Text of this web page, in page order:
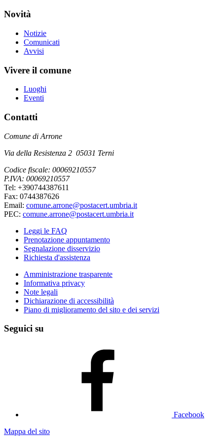
Novità
Notizie
Comunicati
Avvisi
Vivere il comune
Luoghi
Eventi
Contatti
Comune di Arrone
Via della Resistenza 2 05031 Terni
Codice fiscale: 00069210557
P.IVA: 00069210557
Tel: +390744387611
Fax: 0744387626
Email: comune.arrone@postacert.umbria.it
PEC: comune.arrone@postacert.umbria.it
Leggi le FAQ
Prenotazione appuntamento
Segnalazione disservizio
Richiesta d'assistenza
Amministrazione trasparente
Informativa privacy
Note legali
Dichiarazione di accessibilità
Piano di miglioramento del sito e dei servizi
Seguici su
Facebook
Mappa del sito